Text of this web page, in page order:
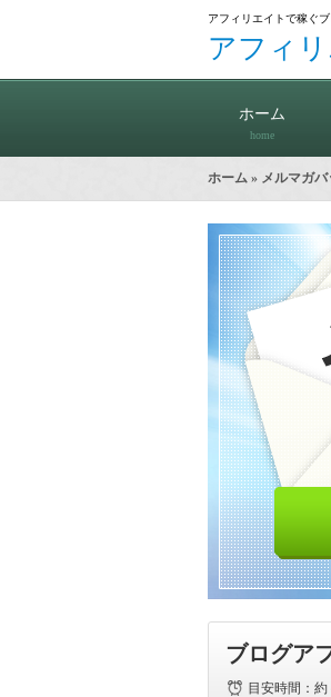
アフィリエイトで稼ぐ
アフィ
ホーム
home
ホーム » メルマガ
ブログア
目安時間：約